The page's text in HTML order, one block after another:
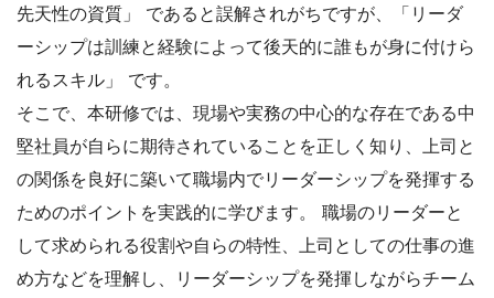
先天性の資質」 であると誤解されがちですが、「リーダ
ーシップは訓練と経験によって後天的に誰もが身に付けら
れるスキル」 です。
そこで、本研修では、現場や実務の中心的な存在である中
堅社員が自らに期待されていることを正しく知り、上司と
の関係を良好に築いて職場内でリーダーシップを発揮する
ためのポイントを実践的に学びます。 職場のリーダーと
して求められる役割や自らの特性、上司としての仕事の進
め方などを理解し、リーダーシップを発揮しながらチーム